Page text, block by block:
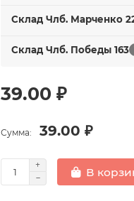
Склад Члб. Марченко
Склад Члб. Победы 163
39.00 ₽
Сумма: 39.00 ₽
В